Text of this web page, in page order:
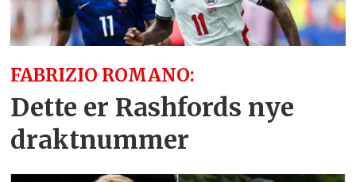
FABRIZIO ROMANO:
Dette er Rashfords nye
draktnummer